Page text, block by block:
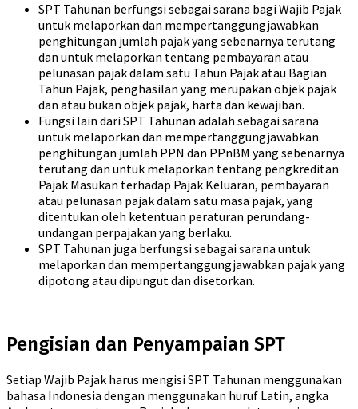
SPT Tahunan berfungsi sebagai sarana bagi Wajib Pajak
untuk melaporkan dan mempertanggungjawabkan
penghitungan jumlah pajak yang sebenarnya terutang
dan untuk melaporkan tentang pembayaran atau
pelunasan pajak dalam satu Tahun Pajak atau Bagian
Tahun Pajak, penghasilan yang merupakan objek pajak
dan atau bukan objek pajak, harta dan kewajiban.
Fungsi lain dari SPT Tahunan adalah sebagai sarana
untuk melaporkan dan mempertanggungjawabkan
penghitungan jumlah PPN dan PPnBM yang sebenarnya
terutang dan untuk melaporkan tentang pengkreditan
Pajak Masukan terhadap Pajak Keluaran, pembayaran
atau pelunasan pajak dalam satu masa pajak, yang
ditentukan oleh ketentuan peraturan perundang-
undangan perpajakan yang berlaku.
SPT Tahunan juga berfungsi sebagai sarana untuk
melaporkan dan mempertanggungjawabkan pajak yang
dipotong atau dipungut dan disetorkan.
Pengisian dan Penyampaian SPT
Setiap Wajib Pajak harus mengisi SPT Tahunan menggunakan
bahasa Indonesia dengan menggunakan huruf Latin, angka